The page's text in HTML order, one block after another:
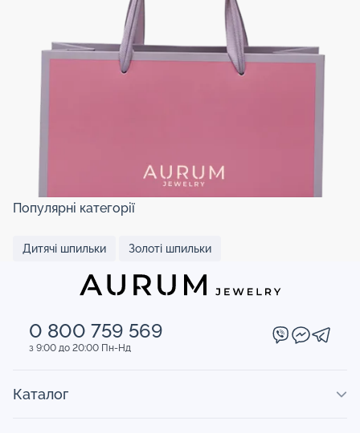
Популярні категорії
Дитячі шпильки Золоті шпильки
0 800 759 569
з 9:00 до 20:00 Пн-Нд
Каталог